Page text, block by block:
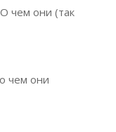
чем они (так
чем они